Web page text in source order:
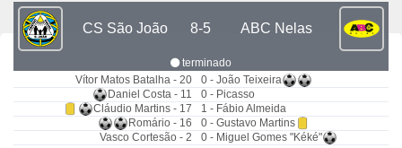
CS São João 8-5 ABC Nelas
terminado
Vítor Matos Batalha - 20
Daniel Costa - 11
Cláudio Martins - 17
Romário - 16
Vasco Cortesão - 2
0 - João Teixeira
0 - Picasso
1 - Fábio Almeida
0 - Gustavo Martins
0 - Miguel Gomes "Kéké"